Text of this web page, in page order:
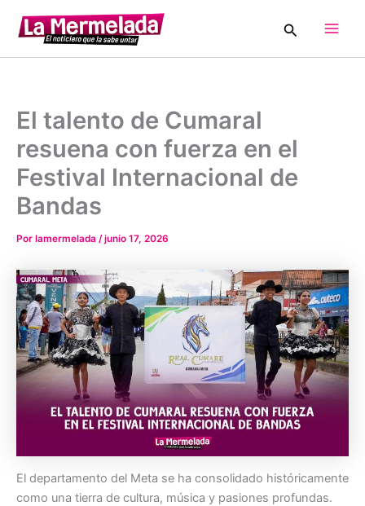
contenido
Buscar
El talento de Cumaral
resuena con fuerza en el
Festival Internacional de
Bandas
Por lamermelada /junio 17, 2026
El departamento del Meta se ha consolidado históricamente
como una tierra de cultura, música y pasiones profundas.